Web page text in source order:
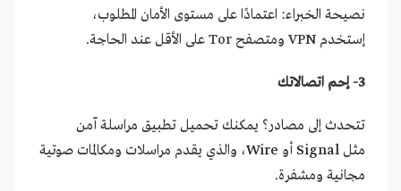
نصيحة الخبراء: اعتمادًا على مستوى الأمان المطلوب،
إستخدم VPN ومتصفح Tor على الأقل عند الحاجة.
3- إحم اتصالاتك
تتحدث إلى مصادر؟ يمكنك تحميل تطبيق مراسلة آمن
مثل Signal أو Wire، والذي يقدم مراسلات ومكالمات صوتية
مجانية ومشفرة.